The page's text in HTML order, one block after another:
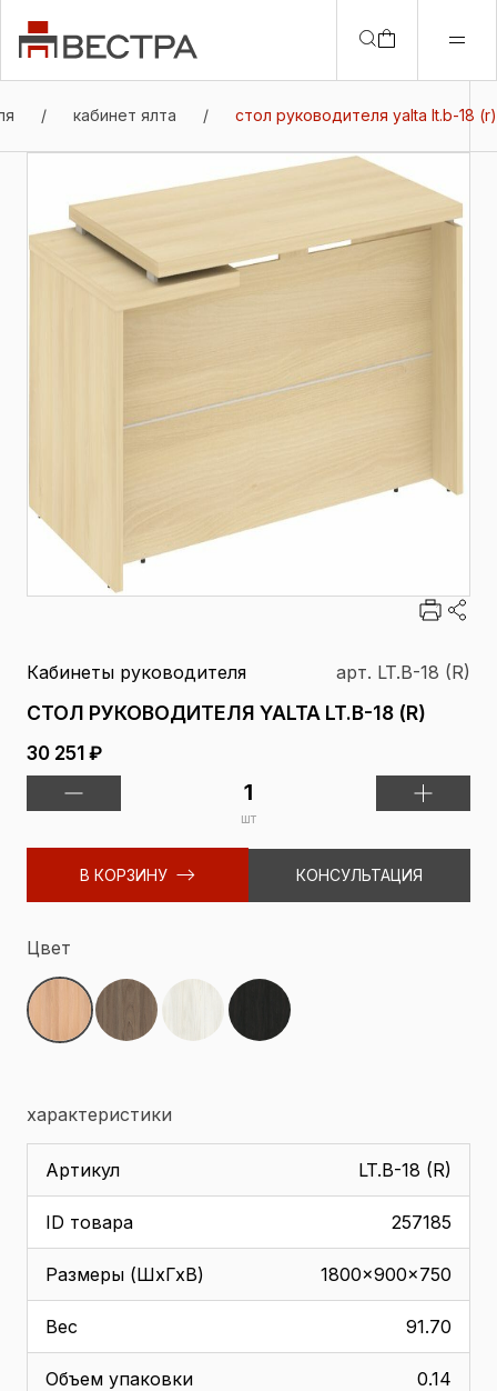
/ кабинет ялта / стол руководителя yalta lt.b-18 (r)
Кабинеты руководителя арт. LT.B-18 (R)
СТОЛ РУКОВОДИТЕЛЯ YALTA LT.B-18 (R)
30 251 ₽
шт
В КОРЗИНУ КОНСУЛЬТАЦИЯ
Цвет
характеристики
Артикул LT.B-18 (R)
ID товара 257185
Размеры (ШхГхВ) 1800x900x750
Вес 91.70
Объем упаковки 0.14